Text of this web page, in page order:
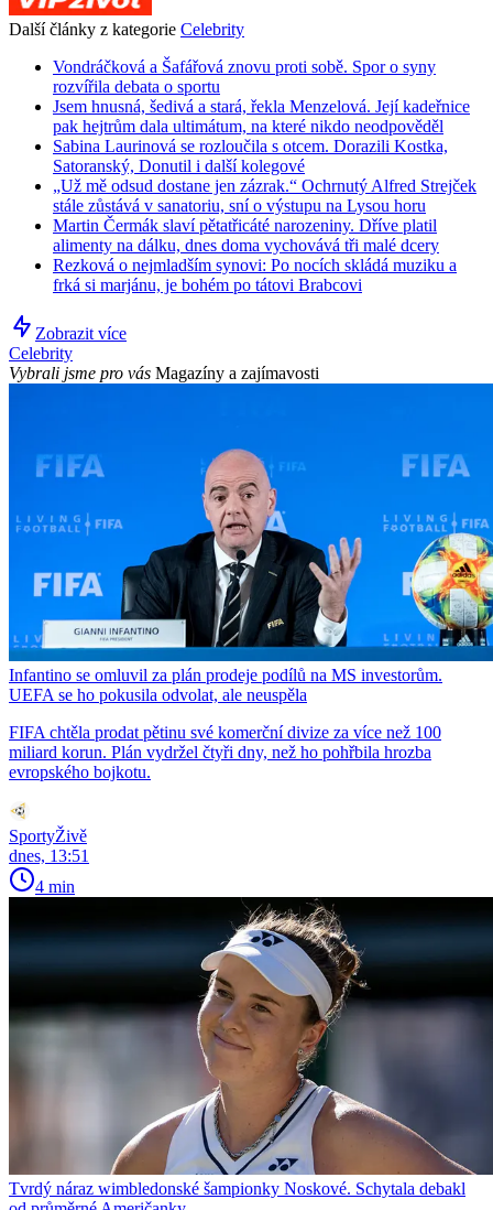
Další články z kategorie Celebrity
Vondráčková a Šafářová znovu proti sobě. Spor o syny
rozvířila debata o sportu
Jsem hnusná, šedivá a stará, řekla Menzelová. Její kadeřnice
pak hejtrům dala ultimátum, na které nikdo neodpověděl
Sabina Laurinová se rozloučila s otcem. Dorazili Kostka,
Satoranský, Donutil i další kolegové
„Už mě odsud dostane jen zázrak.“ Ochrnutý Alfred Strejček
stále zůstává v sanatoriu, sní o výstupu na Lysou horu
Martin Čermák slaví pětatřicáté narozeniny. Dříve platil
alimenty na dálku, dnes doma vychovává tři malé dcery
Rezková o nejmladším synovi: Po nocích skládá muziku a
frká si marjánu, je bohém po tátovi Brabcovi
Zobrazit více
Celebrity
Vybrali jsme pro vás Magazíny a zajímavosti
Infantino se omluvil za plán prodeje podílů na MS investorům.
UEFA se ho pokusila odvolat, ale neuspěla
FIFA chtěla prodat pětinu své komerční divize za více než 100
miliard korun. Plán vydržel čtyři dny, než ho pohřbila hrozba
evropského bojkotu.
SportyŽivě
dnes, 13:51
4 min
Tvrdý náraz wimbledonské šampionky Noskové. Schytala debakl